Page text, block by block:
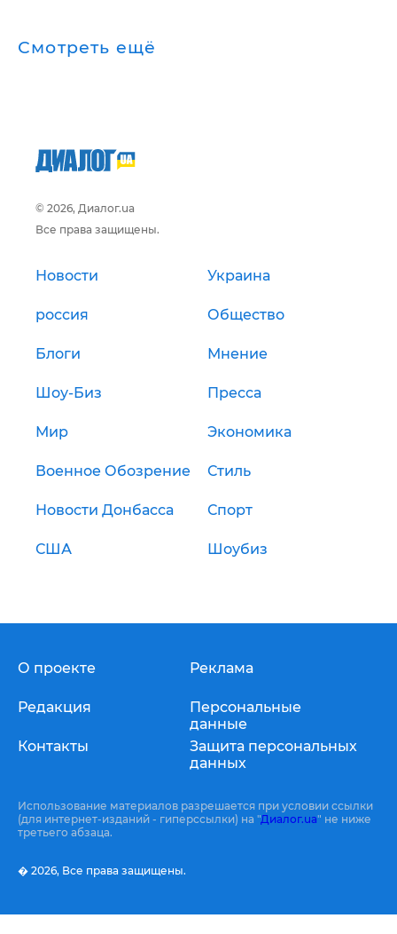
Смотреть ещё
© 2026, Диалог.ua
Все права защищены.
Новости Украина
россия Общество
Блоги Мнение
Шоу-Биз Пресса
Мир Экономика
Военное Обозрение Стиль
Новости Донбасса Спорт
США Шоубиз
О проекте
Редакция
Контакты
Реклама
Персональные
данные
Защита персональных
данных
Использование материалов разрешается при условии ссылки
(для интернет-изданий - гиперссылки) на "Диалог.ua" не ниже
третьего абзаца.
� 2026, Все права защищены.